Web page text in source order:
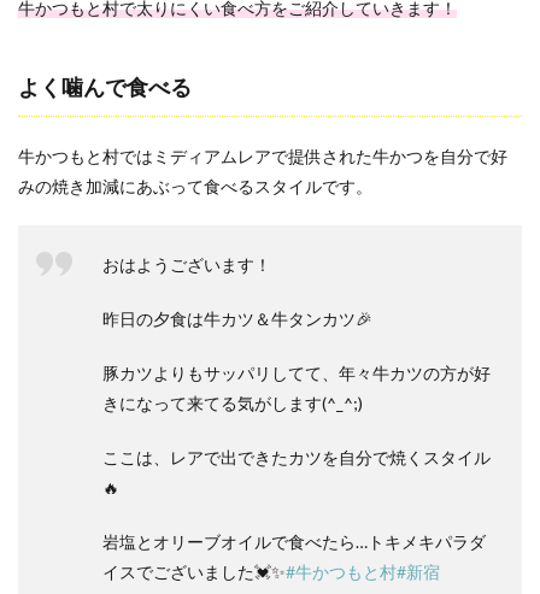
牛かつもと村で太りにくい食べ方をご紹介していきます！
よく噛んで食べる
牛かつもと村ではミディアムレアで提供された牛かつを自分で好
みの焼き加減にあぶって食べるスタイルです。
おはようございます！
昨日の夕食は牛カツ＆牛タンカツ🎉
豚カツよりもサッパリしてて、年々牛カツの方が好
きになって来てる気がします(^_^;)
ここは、レアで出できたカツを自分で焼くスタイル
🔥
岩塩とオリーブオイルで食べたら…トキメキパラダ
イスでございました💓✨#牛かつもと村#新宿